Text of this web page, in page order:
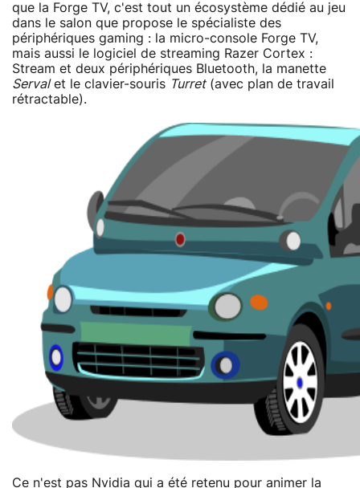
que la Forge TV, c'est tout un écosystème dédié au jeu
dans le salon que propose le spécialiste des
périphériques gaming : la micro-console Forge TV,
mais aussi le logiciel de streaming Razer Cortex :
Stream et deux périphériques Bluetooth, la manette
Servalet le clavier-souris Turret(avec plan de travail
rétractable).
Ce n'est pas Nvidia qui a été retenu pour animer la